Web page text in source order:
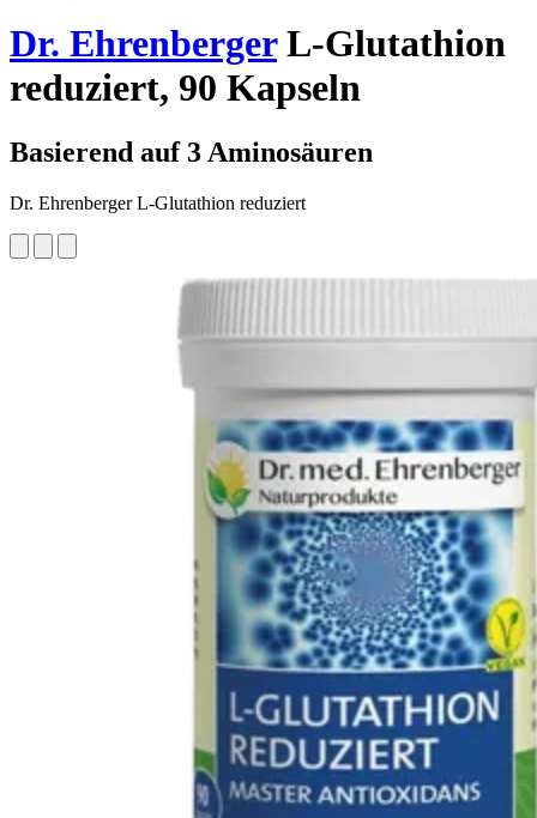
Dr. EhrenbergerL-Glutathion
reduziert, 90 Kapseln
Basierend auf 3 Aminosäuren
Dr. Ehrenberger L-Glutathion reduziert